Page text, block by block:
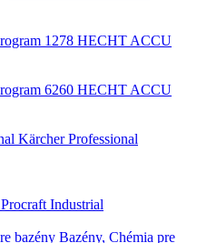
HECHT ACCU
HECHT ACCU
Kärcher Professional
Procraft Industrial
Bazény, Chémia pre